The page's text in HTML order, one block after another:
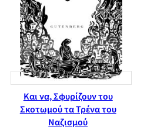
Και να, Σφυρίζουν του
Σκοτωμού τα Τρένα του
Ναζισμού